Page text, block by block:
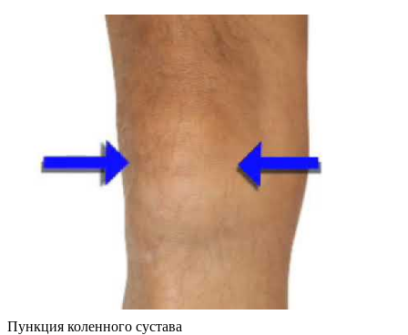
Пункция коленного сустава